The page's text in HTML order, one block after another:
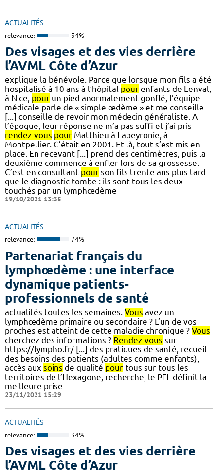
ACTUALITÉS
relevance: 34%
Des visages et des vies derrière
l’AVML Côte d’Azur
explique la bénévole. Parce que lorsque mon fils a été
hospitalisé à 10 ans à l’hôpital pour enfants de Lenval,
à Nice, pour un pied anormalement gonflé, l’équipe
médicale parle de « simple œdème » et me conseille
[...] conseille de revoir mon médecin généraliste. A
l’époque, leur réponse ne m’a pas suffi et j’ai pris
rendez-vous pour Matthieu à Lapeyronie, à
Montpellier. C’était en 2001. Et là, tout s’est mis en
place. En recevant [...] prend des centimètres, puis la
deuxième commence à enfler lors de sa grossesse.
C’est en consultant pour son fils trente ans plus tard
que le diagnostic tombe : ils sont tous les deux
touchés par un lymphœdème
19/10/2021 13:35
ACTUALITÉS
relevance: 74%
Partenariat français du
lymphœdème : une interface
dynamique patients-
professionnels de santé
actualités toutes les semaines. Vous avez un
lymphœdème primaire ou secondaire ? L’un de vos
proches est atteint de cette maladie chronique ? Vous
cherchez des informations ? Rendez-vous sur
https://lympho.fr/ [...] des pratiques de santé, recueil
des besoins des patients (adultes comme enfants),
accès aux soins de qualité pour tous sur tous les
territoires de l’Hexagone, recherche, le PFL définit la
meilleure prise
23/11/2021 15:29
ACTUALITÉS
relevance: 34%
Des visages et des vies derrière
l’AVML Côte d’Azur